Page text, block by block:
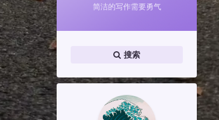
简洁的写作需要勇气
搜索